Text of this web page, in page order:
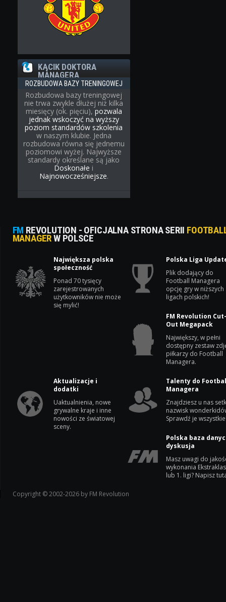
KĄCIK DOKTORA
MANAGERA
ROZBUDOWA BAZY TRENINGOWEJ
Rozbudowa bazy treningowej
nie trwa zwykle dłużej niż kilka
miesięcy (ok. pięciu),pozwala
jednak wskoczyć na wyższy
poziom standardów szkolenia
w naszym klubie. Jedna
rozbudowa równa się jednemu
poziomowi wyżej. Najwyższe
standardy określane są jako
Doskonałe i
Najnowocześniejsze.
FM REVOLUTION - OFICJALNA STRONA SERII
MANAGERW POLSCE
Największa polska
społeczność
Ponad 70 tysięcy
zarejestrowanych
użytkowników nie może
się mylić!
Polska Liga
Plik dodający do
Football Managera
opcję gry w niższych
ligach polskich!
FM Revolution
Out Megapack
Największy, w pełni
dostępny zestaw
piłkarzy do Football
Managera.
Aktualizacje i
dodatki
Uaktualnienia, nowe
grywalne kraje i inne
nowości ze światowej
sceny.
Talenty do
Managera
Znajdziesz u nas
nazwisk
Sprawdź je
Polska baza
dyskusja
Masz uwagi do
wykonania
lub 1. ligi? Napisz
Copyright © 2002-2026 by FM Revolution